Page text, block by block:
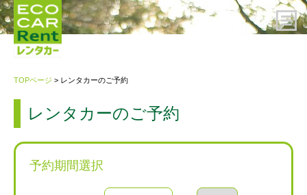
ご利用案内
TOPページ > レンタカーのご予約
レンタカーのご予約
予約期間選択